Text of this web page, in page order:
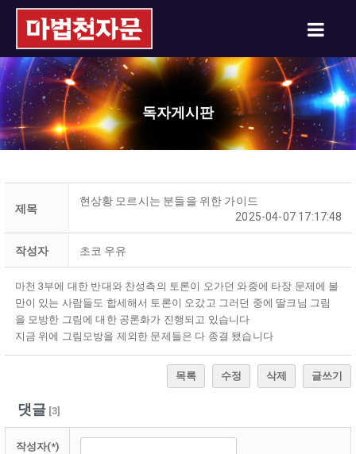
독자게시판
제목
현상황 모르시는 분들을 위한 가이드
2025-04-07 17:17:48
작성자 초코 우유
마천 3부에 대한 반대와 찬성측의 토론이 오가던 와중에 타장 문제에 불
만이 있는 사람들도 합세해서 토론이 오갔고 그러던 중에 딸크님 그림
을 모방한 그림에 대한 공론화가 진행되고 있습니다
지금 위에 그림모방을 제외한 문제들은 다 종결 됐습니다
목록 수정 삭제 글쓰기
댓글[3]
작성자(*)